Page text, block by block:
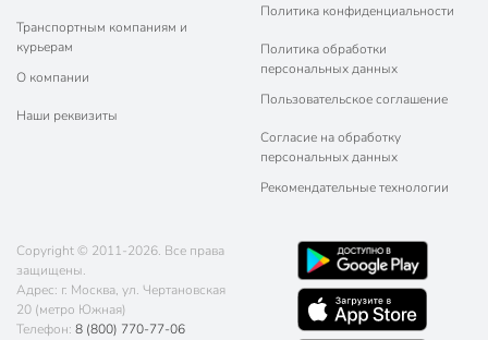
Транспортным компаниям и
курьерам
О компании
Наши реквизиты
Политика конфиденциальности
Политика обработки
персональных данных
Пользовательское соглашение
Согласие на обработку
персональных данных
Рекомендательные технологии
Copyright © 2011-2026. Все права
защищены.
Адрес: г. Москва, ул. Чертановская
20 (метро Южная)
Телефон: 8 (800) 770-77-06